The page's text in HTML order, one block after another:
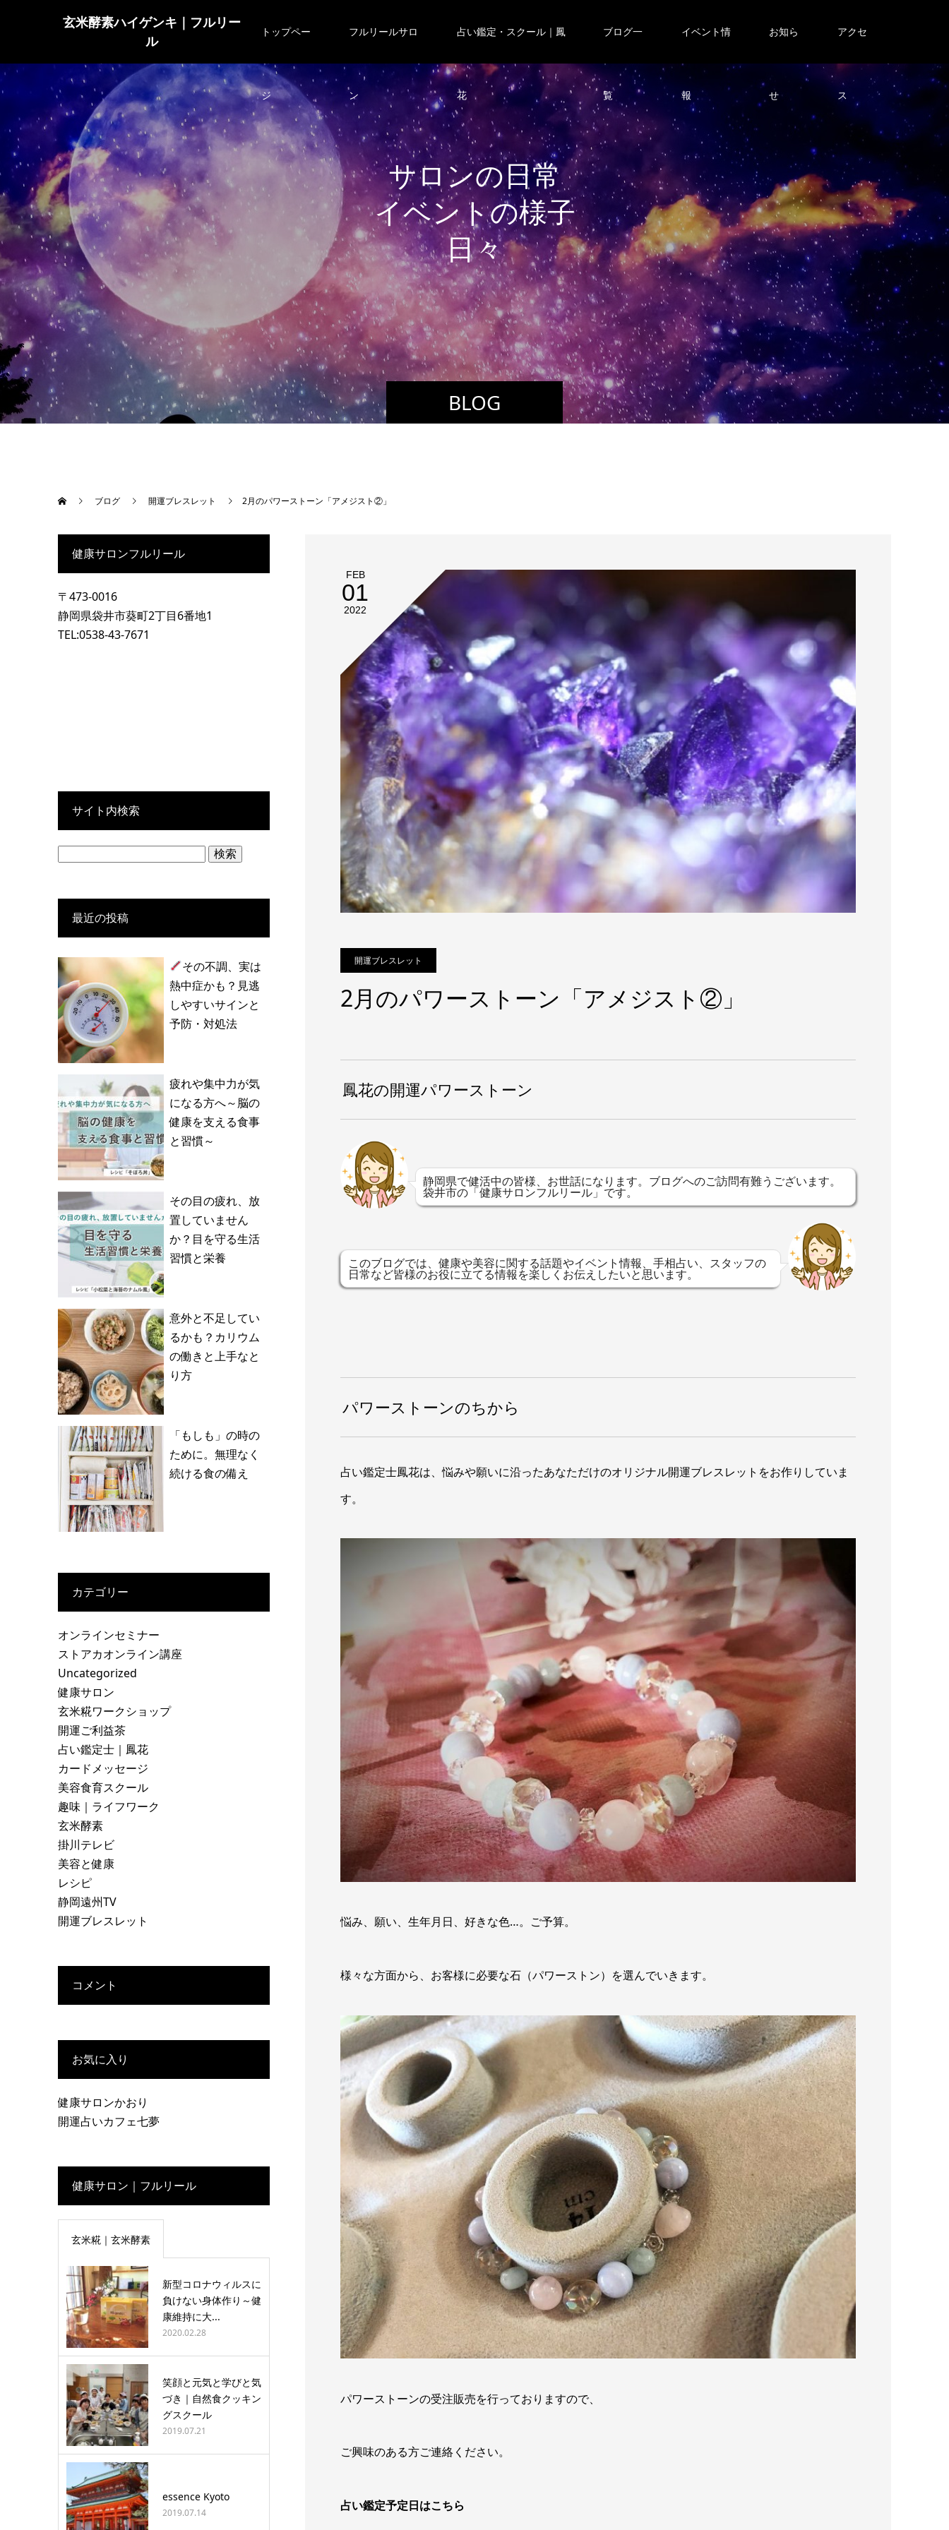
玄米酵素ハイゲンキ｜フルリー
ル
トップペー
ジ
フルリールサロ
ン
占い鑑定・スクール｜鳳
花
ブログ一
覧
イベント情
報
お知ら
せ
アクセ
ス
BLOG
サロンの日常
イベントの様子
日々の出来事
ブログ 開運ブレスレット 2月のパワーストーン「アメジスト②」
FEB
01
2022
開運ブレスレット
2月のパワーストーン「アメジスト②」
鳳花の開運パワーストーン
静岡県で健活中の皆様、お世話になります。ブログへのご訪問有難うございます。
袋井市の「健康サロンフルリール」です。
このブログでは、健康や美容に関する話題やイベント情報、手相占い、スタッフの
日常など皆様のお役に立てる情報を楽しくお伝えしたいと思います。
パワーストーンのちから
占い鑑定士鳳花は、悩みや願いに沿ったあなただけのオリジナル開運ブレスレットをお作りしていま
す。
悩み、願い、生年月日、好きな色…。ご予算。
様々な方面から、お客様に必要な石（パワーストン）を選んでいきます。
パワーストーンの受注販売を行っておりますので、
ご興味のある方ご連絡ください。
占い鑑定予定日はこちら
健康サロンフルリール
〒473-0016
静岡県袋井市葵町2丁目6番地1
TEL:0538-43-7671
サイト内検索
最近の投稿
その不調、実は
熱中症かも？見逃
しやすいサインと
予防・対処法
疲れや集中力が気
になる方へ～脳の
健康を支える食事
と習慣～
その目の疲れ、放
置していません
か？目を守る生活
習慣と栄養
意外と不足してい
るかも？カリウム
の働きと上手なと
り方
「もしも」の時の
ために。無理なく
続ける食の備え
カテゴリー
オンラインセミナー
ストアカオンライン講座
Uncategorized
健康サロン
玄米糀ワークショップ
開運ご利益茶
占い鑑定士｜鳳花
カードメッセージ
美容食育スクール
趣味｜ライフワーク
玄米酵素
掛川テレビ
美容と健康
レシピ
静岡遠州TV
開運ブレスレット
コメント
お気に入り
健康サロンかおり
開運占いカフェ七夢
健康サロン｜フルリール
玄米糀｜玄米酵素
新型コロナウィルスに
負けない身体作り～健
康維持に大...
2020.02.28
笑顔と元気と学びと気
づき｜自然食クッキン
グスクール
2019.07.21
essence Kyoto
2019.07.14